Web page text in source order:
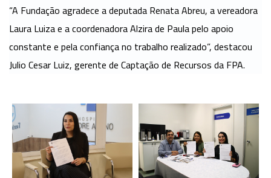
“A Fundação agradece a deputada Renata Abreu, a vereadora
Laura Luiza e a coordenadora Alzira de Paula pelo apoio
constante e pela confiança no trabalho realizado”, destacou
Julio Cesar Luiz, gerente de Captação de Recursos da FPA.